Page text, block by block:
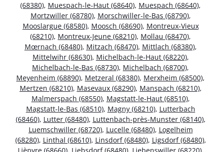
(68380), Muespach-le-Haut (68640), Muespach (68640),
Mortzwiller (68780), Morschwiller-le-Bas (68790),
Mooslargue (68580), Moosch (68690), Montreux-Vieux
(68210), Montreux-Jeune (68210), Mollau (68470),
Mœrnach (68480), Mitzach (68470), Mittlach (68380),
Mittelwihr (68630), Michelbach-le-Haut (68220),
Michelbach-le-Bas (68730), Michelbach (68700),
Meyenheim (68890), Metzeral (68380), Merxheim (68500),
Mertzen (68210), Masevaux (68290), Manspach (68210),
Malmerspach (68550), Magstatt-le-Haut (68510),
Magstatt-le-Bas (68510), Magny (68210), Lutterbach
(68460), Lutter (68480), Luttenbach-près-Munster (68140),
Luemschwiller (68720), Lucelle (68480), Logelheim
(68280), Linthal (68610), Linsdorf (68480), Ligsdorf (68480),
Lièpvre (68660), Liebsdorf (68480), Liebenswiller (68220),